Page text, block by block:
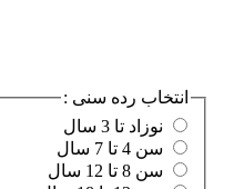
انتخاب رده سنی :